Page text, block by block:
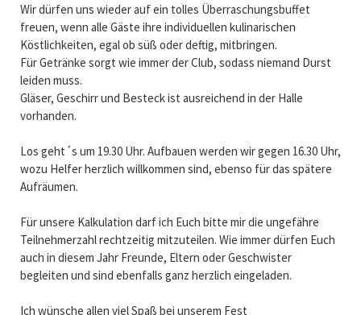
Wir dürfen uns wieder auf ein tolles Überraschungsbuffet
freuen, wenn alle Gäste ihre individuellen kulinarischen
Köstlichkeiten, egal ob süß oder deftig, mitbringen.
Für Getränke sorgt wie immer der Club, sodass niemand Durst
leiden muss.
Gläser, Geschirr und Besteck ist ausreichend in der Halle
vorhanden.
Los geht´s um 19.30 Uhr. Aufbauen werden wir gegen 16.30 Uhr,
wozu Helfer herzlich willkommen sind, ebenso für das spätere
Aufräumen.
Für unsere Kalkulation darf ich Euch bitte mir die ungefähre
Teilnehmerzahl rechtzeitig mitzuteilen. Wie immer dürfen Euch
auch in diesem Jahr Freunde, Eltern oder Geschwister
begleiten und sind ebenfalls ganz herzlich eingeladen.
Ich wünsche allen viel Spaß bei unserem Fest